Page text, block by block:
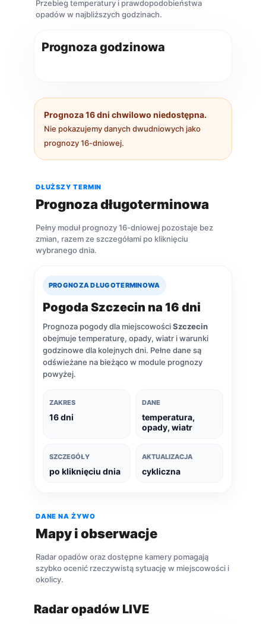
Przebieg temperatury i prawdopodobieństwa
opadów w najbliższych godzinach.
Prognoza godzinowa
Prognoza 16 dni chwilowo niedostępna.
Nie pokazujemy danych dwudniowych jako
prognozy 16-dniowej.
DŁUŻSZY TERMIN
Prognoza długoterminowa
Pełny moduł prognozy 16-dniowej pozostaje bez
zmian, razem ze szczegółami po kliknięciu
wybranego dnia.
PROGNOZA DŁUGOTERMINOWA
Pogoda Szczecin na 16 dni
Prognoza pogody dla miejscowościSzczecin
obejmuje temperaturę, opady, wiatr i warunki
godzinowe dla kolejnych dni. Pełne dane są
odświeżane na bieżąco w module prognozy
powyżej.
ZAKRES
16 dni
DANE
temperatura,
opady, wiatr
SZCZEGÓŁY
po kliknięciu dnia
AKTUALIZACJA
cykliczna
DANE NA ŻYWO
Mapy i obserwacje
Radar opadów oraz dostępne kamery pomagają
szybko ocenić rzeczywistą sytuację w miejscowości i
okolicy.
Radar opadów LIVE